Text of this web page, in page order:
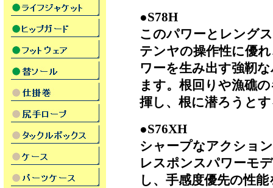
●S78H
このパワーとレング
テンヤの操作性に優
ワーを生み出す強靭
ます。根回りや漁礁
揮し、根に潜ろうと
●S76XH
シャープなアクショ
レスポンスパワーモ
し、手感度優先の性